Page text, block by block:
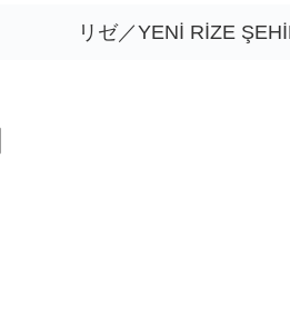
リゼ／YENİ RİZE